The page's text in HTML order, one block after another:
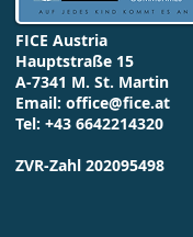
FICE Austria
Hauptstraße 15
A-7341 M. St. Martin
Email: office@fice.at
Tel: +43 6642214320
ZVR-Zahl 202095498